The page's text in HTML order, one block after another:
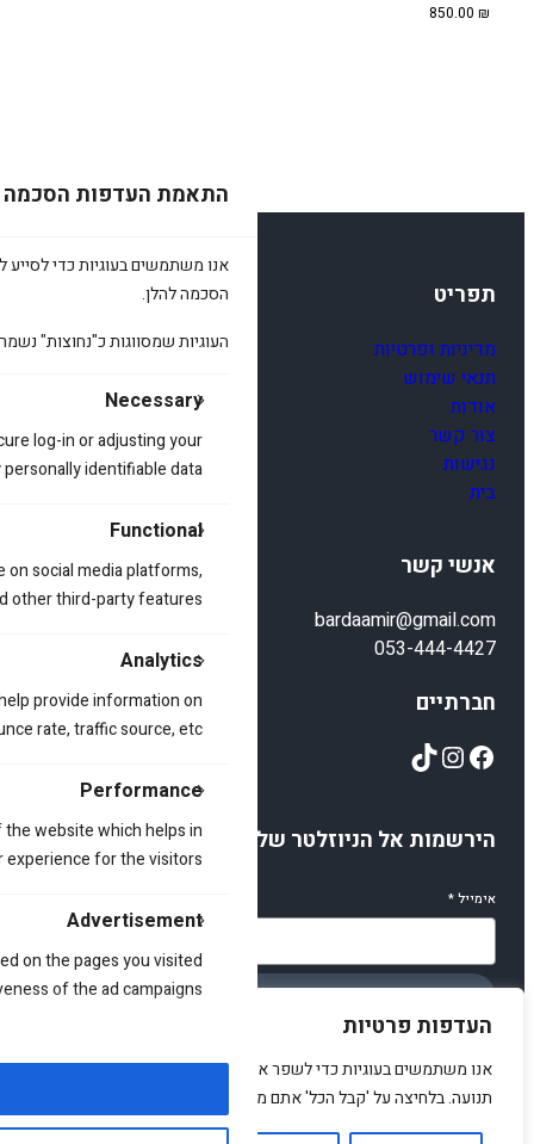
העדפות פרטיות
אנו משתמשים בעוגיות כדי לשפר את האתר, להציג תוכן מותאם ולנתח
תנועה. בלחיצה על 'קבל הכל' אתם מסכימים לכך.
התאמת העדפות הסכמה
אנו משתמשים בעוגיות כדי לסייע
הסכמה להלן.
העוגיות שמסווגות כ"נחוצות"
Necessary
log-in or adjusting your
identifiable data.
Functional
social media platforms,
other third-party features.
Analytics
provide information on
rate, traffic source, etc.
Performance
website which helps in
for the visitors.
Advertisement
on the pages you visited
of the ad campaigns.
850.00 ₪
תפריט
מדיניות ופרטיות
תנאי שימוש
אודות
צור קשר
נגישות
בית
אנשי קשר
bardaamir@gmail.com
053-444-4427
חברתיים
Facebook
Instagram
TikTok
הירשמות אל הניוזלטר שלנו
אימייל*
© 2025 amirstuff. All rights reserved.